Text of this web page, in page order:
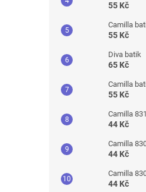
55 Kč
Camilla
55 Kč
Diva batik
65 Kč
Camilla
55 Kč
Camilla
44 Kč
Camilla
44 Kč
Camilla
44 Kč